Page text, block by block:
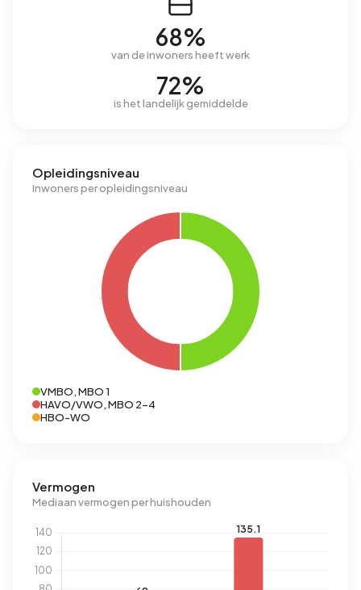
68%
van de inwoners heeft werk
72%
is het landelijk gemiddelde
Opleidingsniveau
Inwoners per opleidingsniveau
VMBO, MBO 1
HAVO/VWO, MBO 2-4
HBO-WO
Vermogen
Mediaan vermogen per huishouden